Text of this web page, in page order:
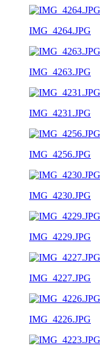
IMG_4264.JPG
IMG_4263.JPG
IMG_4231.JPG
IMG_4256.JPG
IMG_4230.JPG
IMG_4229.JPG
IMG_4227.JPG
IMG_4226.JPG